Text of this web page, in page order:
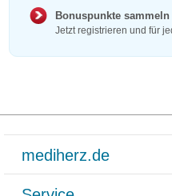
Bonuspunkte sammeln
Jetzt registrieren und für
mediherz.de